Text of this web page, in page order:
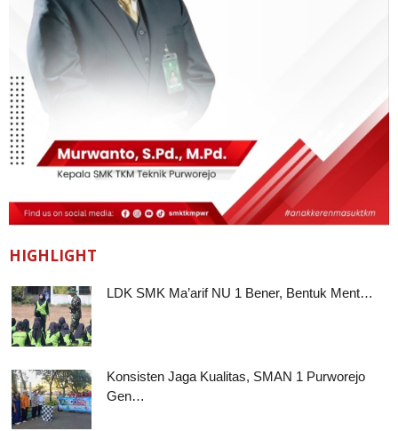
HIGHLIGHT
LDK SMK Ma’arif NU 1 Bener, Bentuk Ment…
Konsisten Jaga Kualitas, SMAN 1 Purworejo
Gen…